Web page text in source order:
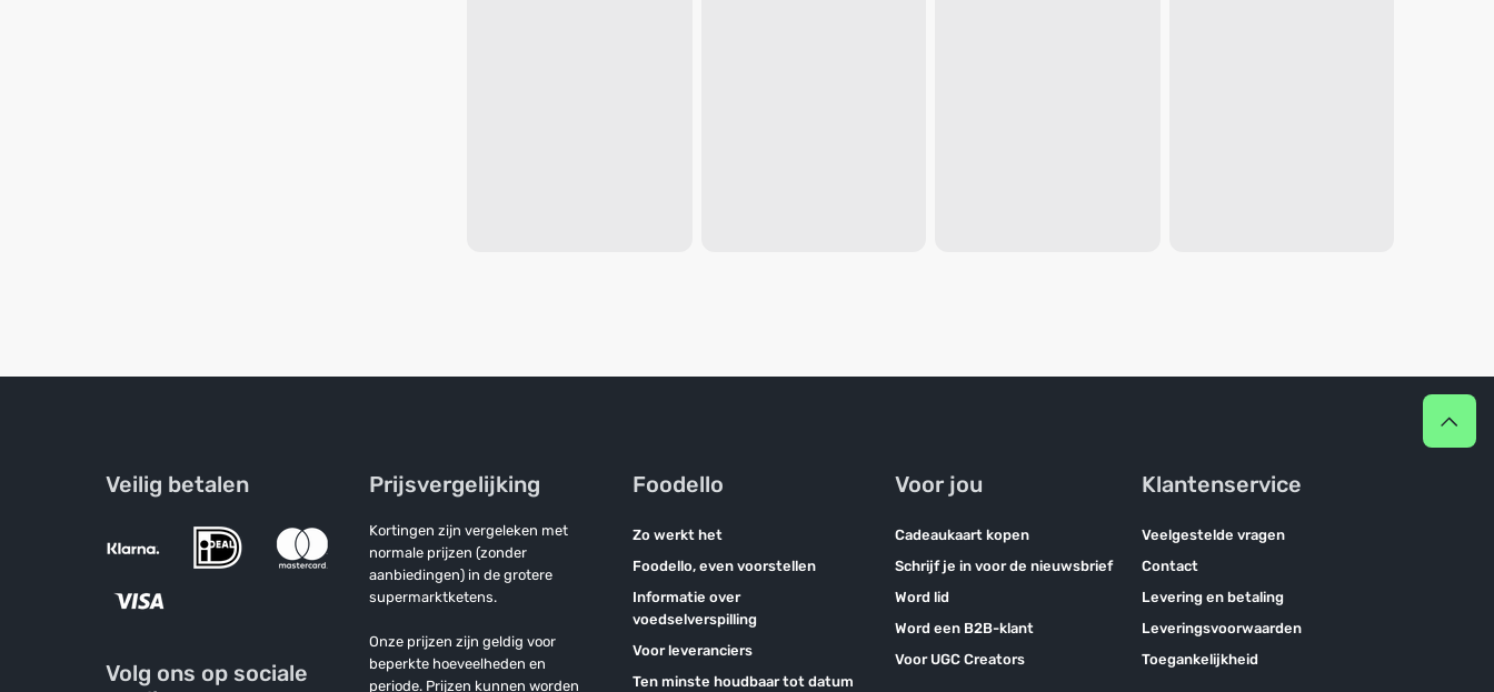
Veilig betalen
Volg ons op sociale
Prijsvergelijking
Kortingen zijn vergeleken met
normale prijzen (zonder
aanbiedingen) in de grotere
supermarktketens.
Onze prijzen zijn geldig voor
beperkte hoeveelheden en
periode. Prijzen kunnen worden
Foodello
Zo werkt het
Foodello, even voorstellen
Informatie over
voedselverspilling
Voor leveranciers
Ten minste houdbaar tot datum
Voor jou
Cadeaukaart kopen
Schrijf je in voor de nieuwsbrief
Word lid
Word een B2B-klant
Voor UGC Creators
Klantenservice
Veelgestelde vragen
Contact
Levering en betaling
Leveringsvoorwaarden
Toegankelijkheid